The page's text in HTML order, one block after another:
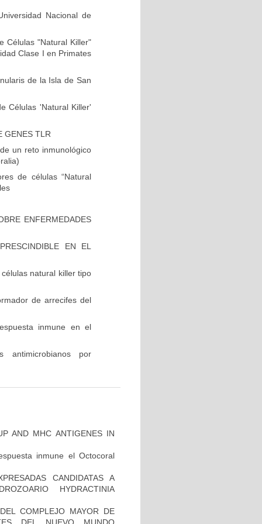
Nacional de
Células "Natural Killer"
Clase I en Primates
de la Isla de San
Células 'Natural Killer'
GENES TLR
un reto inmunológico
de células “Natural
ENFERMEDADES
EN EL
natural killer tipo
de arrecifes del
inmune en el
antimicrobianos por
AND MHC ANTIGENES IN
inmune el Octocoral
CANDIDATAS A
HYDRACTINIA
COMPLEJO MAYOR DE